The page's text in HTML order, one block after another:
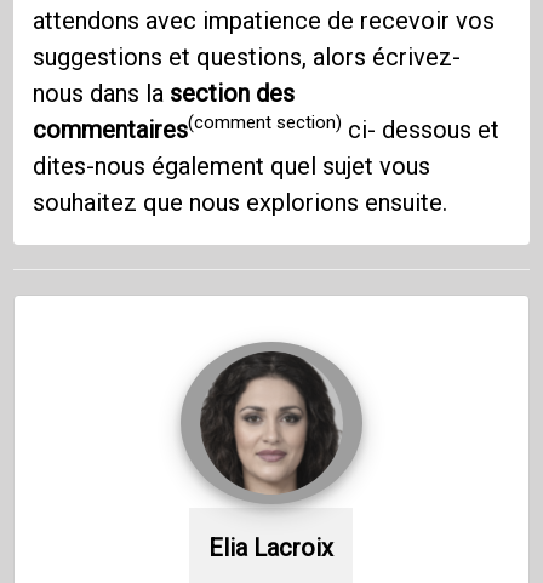
attendons avec impatience de recevoir vos
suggestions et questions, alors écrivez-
nous dans la section des
commentaires(comment section) ci- dessous et
dites-nous également quel sujet vous
souhaitez que nous explorions ensuite.
Elia Lacroix